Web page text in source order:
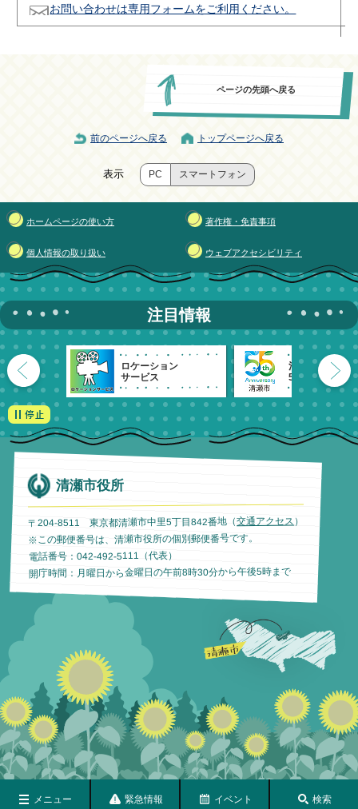
お問い合わせは専用フォームをご利用ください。
メニュー 緊急情報 イベント 検索
ページの先頭へ戻る
前のページへ戻る トップページへ戻る
表示 PC スマートフォン
ホームページの使い方 著作権・免責事項
個人情報の取り扱い ウェブアクセシビリティ
注目情報
ロケーション
サービス
清瀬市
55周年記念
清瀬市役所
〒204-8511 東京都清瀬市中里5丁目842番地（交通アクセス ）
※この郵便番号は、清瀬市役所の個別郵便番号です。
電話番号：042-492-5111（代表）
開庁時間：月曜日から金曜日の午前8時30分から午後5時まで